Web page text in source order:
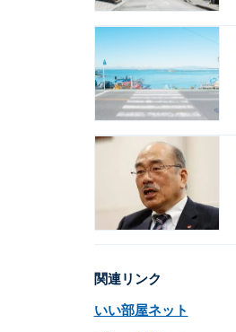
関連リンク
いい部屋ネット